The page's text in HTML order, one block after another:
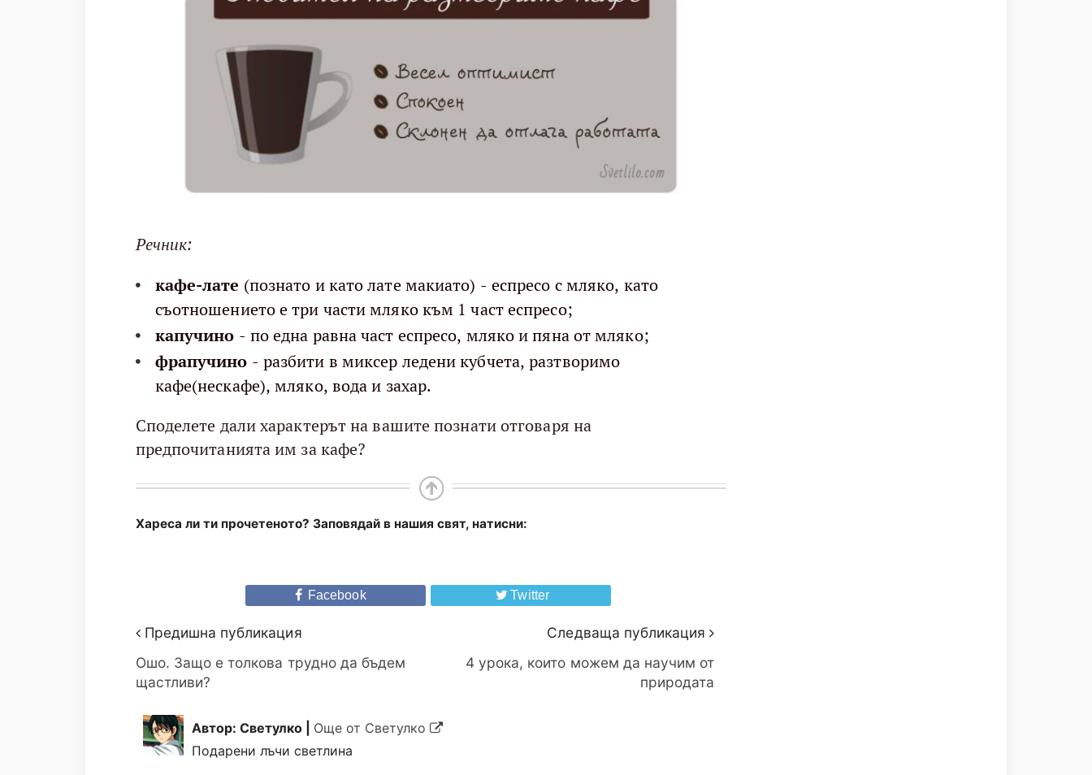
Речник:
кафе-лате (познато и като лате макиато) - еспресо с мляко, като
съотношението е три части мляко към 1 част еспресо;
капучино - по една равна част еспресо, мляко и пяна от мляко;
фрапучино - разбити в миксер ледени кубчета, разтворимо
кафе(нескафе), мляко, вода и захар.
Споделете дали характерът на вашите познати отговаря на
предпочитанията им за кафе?
Хареса ли ти прочетеното? Заповядай в нашия свят, натисни:
Facebook Twitter
Предишна публикация
Ошо. Защо е толкова трудно да бъдем
щастливи?
Следваща публикация
4 урока, които можем да научим от
природата
Автор: Светулко | Още от Светулко
Подарени лъчи светлина